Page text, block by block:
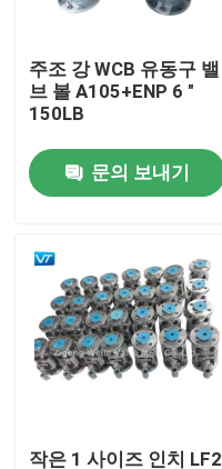
품질 관리
연락주세요
인용문을 요구하세요
파이프라인 볼 밸브
천연가스 배관 밸브
석유 파이프 라인 밸브
주조 강 WCB 유동구 밸
브 볼 A105+ENP 6 "
150LB
문의 보내기
작은 1 사이즈 인치 LF2